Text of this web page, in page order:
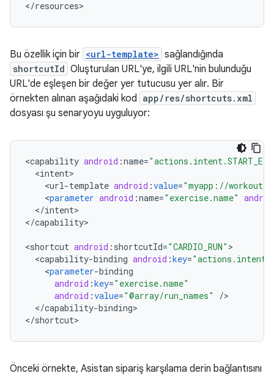
Bu özellik için bir <url-template> sağlandığında
shortcutId Oluşturulan URL'ye, ilgili URL'nin bulunduğu
URL'de eşleşen bir değer yer tutucusu yer alır. Bir
örnekten alınan aşağıdaki kod
app/res/shortcuts.xml
dosyası şu senaryoyu uyguluyor:
<capability android :name=
<intent
<url-template android :value="myapp://
<parameter android :name="exercise.name"
</intent>
</capability>
<shortcut android : shortcutId="CARDIO_RUN"
<capability-binding android :key=
<parameter-binding
android :key="exercise.name"
android :value="@array/run_names" /
</capability-binding>
</shortcut
Önceki örnekte, Asistan sipariş karşılama derin bağlantısını